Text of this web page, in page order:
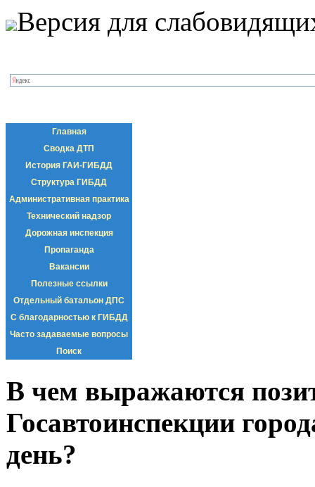
Версия для
Главная
Сводка ДТП
История ГАИ-ГИБДД
Структура ГИБДД
Административная практика
Технический надзор
Дорожная инспекция
Пропаганда
Вакансии
Полезные ссылки
Отдельный батальон ДПС
С благодарностью к ГИБДД
Часто задаваемые вопросы
Поиск
В чем выражаются
Госавтоинспекции
день?